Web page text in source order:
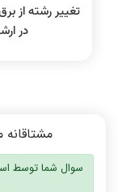
تغییر رشته از
در
سوال شما توسط